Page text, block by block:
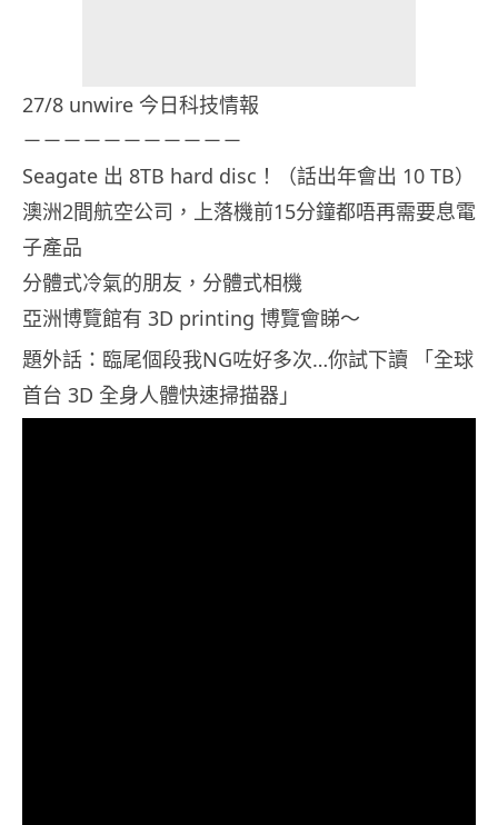
27/8 unwire 今日科技情報
－－－－－－－－－－－
Seagate 出 8TB hard disc！（話出年會出 10 TB）
澳洲2間航空公司，上落機前15分鐘都唔再需要息電
子產品
分體式冷氣的朋友，分體式相機
亞洲博覽館有 3D printing 博覽會睇～
題外話：臨尾個段我NG咗好多次…你試下讀 「全球
首台 3D 全身人體快速掃描器」